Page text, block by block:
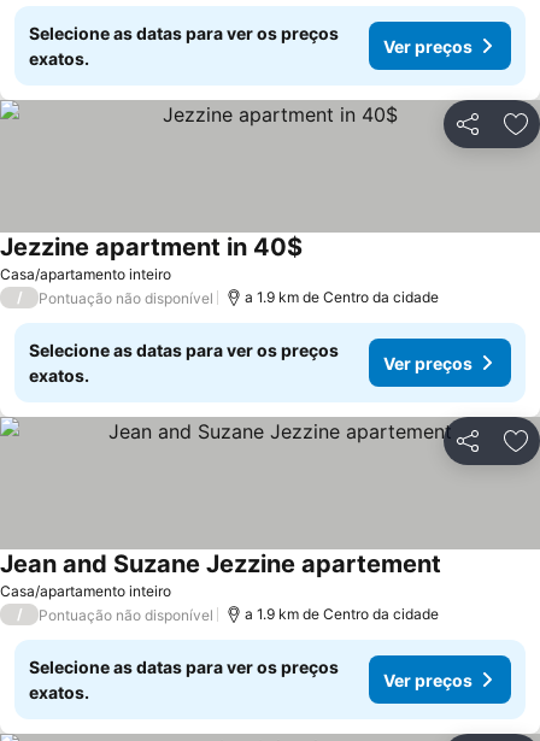
Selecione as datas para ver os preços
exatos.
Ver preços
Partilhar
Casa/apartamento inteiro
Jezzine apartment in 40$
/ Pontuação não disponível a 1.9 km de Centro da cidade
Selecione as datas para ver os preços
exatos.
Ver preços
Partilhar
Casa/apartamento inteiro
Jean and Suzane Jezzine apartement
/ Pontuação não disponível a 1.9 km de Centro da cidade
Selecione as datas para ver os preços
exatos.
Ver preços